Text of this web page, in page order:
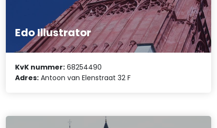
Edo Illustrator
KvK nummer: 68254490
Adres: Antoon van Elenstraat 32 F